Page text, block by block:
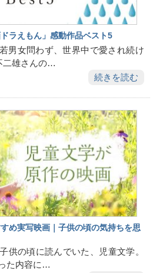
ラえもん」感動作品ベスト5
男女問わず、世界中で愛され続け
二雄さんの…
続きを読む
め実写映画｜子供の頃の気持ちを思
供の頃に読んでいた、児童文学。
た内容に…